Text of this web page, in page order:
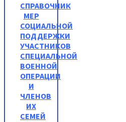
СПРАВОЧНИК
МЕР
СОЦИАЛЬНОЙ
ПОДДЕРЖКИ
УЧАСТНИКОВ
СПЕЦИАЛЬНОЙ
ВОЕННОЙ
ОПЕРАЦИИ
И
ЧЛЕНОВ
ИХ
СЕМЕЙ